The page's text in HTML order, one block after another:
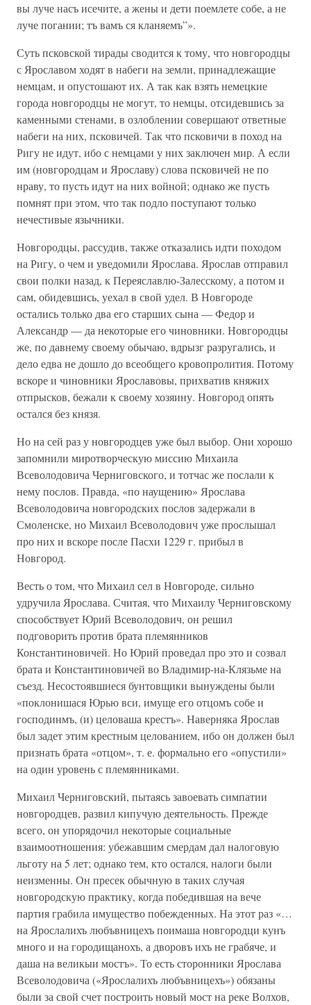
вы луче насъ исечите, а жены и дети поемлете собе, а не
луче погании; тъ вамъ ся кланяемъ”».
Суть псковской тирады сводится к тому, что новгородцы
с Ярославом ходят в набеги на земли, принадлежащие
немцам, и опустошают их. А так как взять немецкие
города новгородцы не могут, то немцы, отсидевшись за
каменными стенами, в озлоблении совершают ответные
набеги на них, псковичей. Так что псковичи в поход на
Ригу не идут, ибо с немцами у них заключен мир. А если
им (новгородцам и Ярославу) слова псковичей не по
нраву, то пусть идут на них войной; однако же пусть
помнят при этом, что так подло поступают только
нечестивые язычники.
Новгородцы, рассудив, также отказались идти походом
на Ригу, о чем и уведомили Ярослава. Ярослав отправил
свои полки назад, к Переяславлю-Залесскому, а потом и
сам, обидевшись, уехал в свой удел. В Новгороде
остались только два его старших сына — Федор и
Александр — да некоторые его чиновники. Новгородцы
же, по давнему своему обычаю, вдрызг разругались, и
дело едва не дошло до всеобщего кровопролития. Потому
вскоре и чиновники Ярославовы, прихватив княжих
отпрысков, бежали к своему хозяину. Новгород опять
остался без князя.
Но на сей раз у новгородцев уже был выбор. Они хорошо
запомнили миротворческую миссию Михаила
Всеволодовича Черниговского, и тотчас же послали к
нему послов. Правда, «по наущению» Ярослава
Всеволодовича новгородских послов задержали в
Смоленске, но Михаил Всеволодович уже прослышал
про них и вскоре после Пасхи 1229 г. прибыл в
Новгород.
Весть о том, что Михаил сел в Новгороде, сильно
удручила Ярослава. Считая, что Михаилу Черниговскому
способствует Юрий Всеволодович, он решил
подговорить против брата племянников
Константиновичей. Но Юрий проведал про это и созвал
брата и Константиновичей во Владимир-на-Клязьме на
съезд. Несостоявшиеся бунтовщики вынуждены были
«поклонишася Юрью вси, имуще его отцомъ собе и
господинмъ, (и) целоваша крестъ». Наверняка Ярослав
был задет этим крестным целованием, ибо он должен был
признать брата «отцом», т. е. формально его «опустили»
на один уровень с племянниками.
Михаил Черниговский, пытаясь завоевать симпатии
новгородцев, развил кипучую деятельность. Прежде
всего, он упорядочил некоторые социальные
взаимоотношения: убежавшим смердам дал налоговую
льготу на 5 лет; однако тем, кто остался, налоги были
неизменны. Он пресек обычную в таких случая
новгородскую практику, когда победившая на вече
партия грабила имущество побежденных. На этот раз «…
на Ярослалихъ любъвницехъ поимаша новгородци кунъ
много и на городищанохъ, а дворовъ ихъ не грабяче, и
даша на великыи мостъ». То есть сторонники Ярослава
Всеволодовича («Ярослалихъ любъвницехъ») обязаны
были за свой счет построить новый мост на реке Волхов,